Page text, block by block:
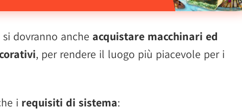
dovranno anche acquistare macchinari ed
, per rendere il luogo più piacevole per i
i requisiti di sistema: